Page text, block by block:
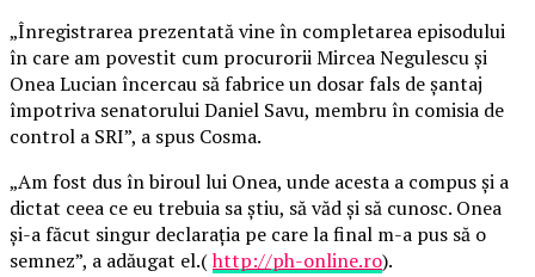
„Înregistrarea prezentată vine în completarea episodului
în care am povestit cum procurorii Mircea Negulescu și
Onea Lucian încercau să fabrice un dosar fals de șantaj
împotriva senatorului Daniel Savu, membru în comisia de
control a SRI”, a spus Cosma.
„Am fost dus în biroul lui Onea, unde acesta a compus și a
dictat ceea ce eu trebuia sa știu, să văd și să cunosc. Onea
și-a făcut singur declarația pe care la final m-a pus să o
semnez”, a adăugat el.(http://ph-online.ro).